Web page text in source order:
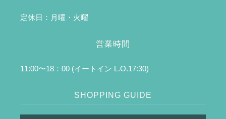
定休日：月曜・火曜
営業時間
11:00〜18：00 (イートイン L.O.17:30)
SHOPPING GUIDE